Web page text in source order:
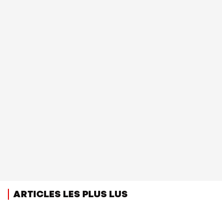
ARTICLES LES PLUS LUS